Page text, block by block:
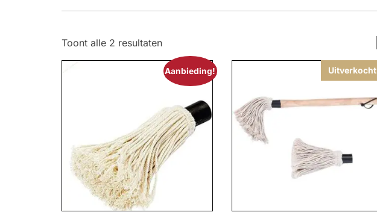
Toont alle 2 resultaten
Aanbieding! Uitverkocht